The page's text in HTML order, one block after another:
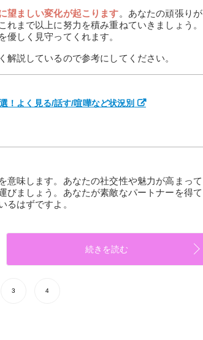
望ましい変化が起こります。あなたの頑張りが
まで以上に努力を積み重ねていきましょう。
しく見守ってくれます。
説しているので参考にしてください。
！よく見る/話す/喧嘩など状況別
を意味します。あなたの社交性や魅力が高まって
びましょう。あなたが素敵なパートナーを得て
るはずですよ。
続きを読む
3 4